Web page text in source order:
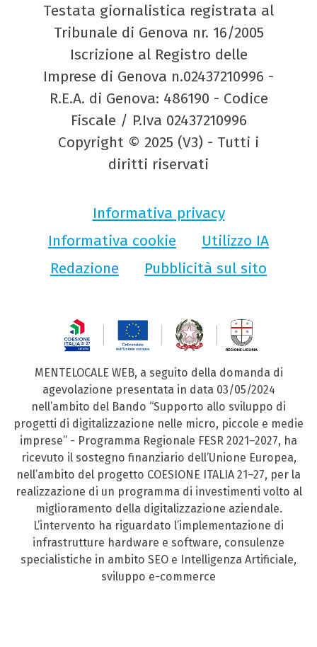
Testata giornalistica registrata al
Tribunale di Genova nr. 16/2005
Iscrizione al Registro delle
Imprese di Genova n.02437210996 -
R.E.A. di Genova: 486190 - Codice
Fiscale / P.Iva 02437210996
Copyright © 2025 (V3) - Tutti i
diritti riservati
Informativa privacy
Informativa cookie
Utilizzo IA
Redazione
Pubblicità sul sito
MENTELOCALE WEB, a seguito della domanda di
agevolazione presentata in data 03/05/2024
nell’ambito del Bando “Supporto allo sviluppo di
progetti di digitalizzazione nelle micro, piccole e medie
imprese” - Programma Regionale FESR 2021–2027, ha
ricevuto il sostegno finanziario dell’Unione Europea,
nell’ambito del progetto COESIONE ITALIA 21–27, per la
realizzazione di un programma di investimenti volto al
miglioramento della digitalizzazione aziendale.
L’intervento ha riguardato l’implementazione di
infrastrutture hardware e software, consulenze
specialistiche in ambito SEO e Intelligenza Artificiale,
sviluppo e-commerce